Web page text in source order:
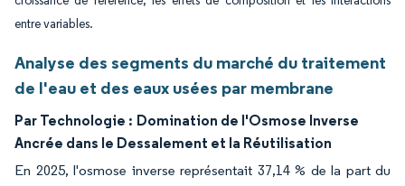
entre variables.
Analyse des segments du marché du traitement
de l'eau et des eaux usées par membrane
Par Technologie : Domination de l'Osmose Inverse
Ancrée dans le Dessalement et la Réutilisation
En 2025, l'osmose inverse représentait 37,14 % de la part du